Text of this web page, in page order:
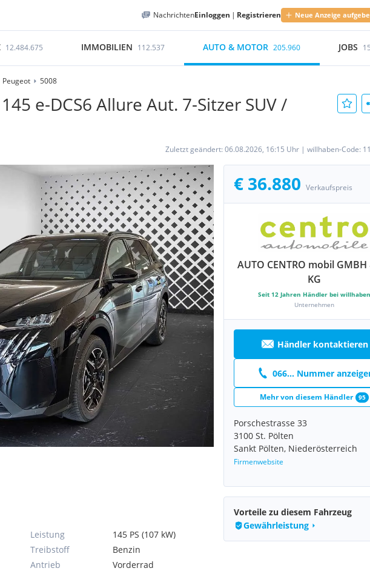
NachrichtenEinloggen | Registrieren Neue Anzeige
12.484.675 IMMOBILIEN 112.537 AUTO & MOTOR 205.960 JOBS
Peugeot 5008
e-DCS6 Allure Aut. 7-Sitzer SUV /
Zuletzt geändert: 06.08.2026, 16:15 Uhr | willhaben-Code:
€ 36.880 Verkaufspreis
AUTO CENTRO mobil GMBH
KG
Seit 12 Jahren Händler bei willhaben
Unternehmen
Händler kontaktieren
066... Nummer
Mehr von diesem Händler 95
Porschestrasse 33
3100 St. Pölten
Sankt Pölten, Niederösterreich
Firmenwebsite
Leistung
145 PS (107 kW)
Treibstoff
Benzin
Antrieb
Vorderrad
Vorteile zu diesem Fahrzeug
Gewährleistung